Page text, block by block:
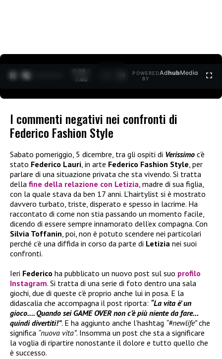
0:29 /
1:40
POWERED
BY
AdhubMedia
I commenti negativi nei confronti di
Federico Fashion Style
Sabato pomeriggio, 5 dicembre, tra gli ospiti di Verissimo c’è
stato Federico Lauri, in arte Federico Fashion Style, per
parlare di una situazione privata che sta vivendo. Si tratta
della fine della relazione con Letizia, madre di sua figlia,
con la quale stava da ben 17 anni. L’hairtylist si è mostrato
davvero turbato, triste, disperato e spesso in lacrime. Ha
raccontato di come non stia passando un momento facile,
dicendo di essere sempre innamorato dell’ex compagna. Con
Silvia Toffanin, poi, non è potuto scendere nei particolari
perché c’è una diffida in corso da parte di Letizia nei suoi
confronti.
Ieri Federico ha pubblicato un nuovo post sul suo profilo
Instagram. Si tratta di una serie di foto dentro una sala
giochi, due di queste c’è proprio anche lui in posa. E la
didascalia che accompagna il post riporta: “La vita è’ un
gioco…. Quando sei GAME OVER non c’è più niente da fare…
quindi divertiti!”. E ha aggiunto anche l’hashtag “#newlife”che
significa “nuova vita”. Insomma un post che sta a significare
la voglia di ripartire nonostante il dolore e tutto quello che
è successo.